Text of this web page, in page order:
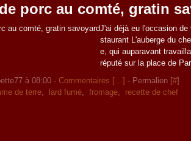
porc au comté, gratin
J'ai déjà eu l'occasion
staurant L'auberge du
e, qui auparavant
réputé sur la place de
à 08:00 -Commentaires […] - Permalien [#]
de terre, lard fumé,fromage, recette de chef